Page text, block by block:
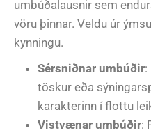
umbúðalausnir sem
vöru þinnar. Veldu úr
kynningu.
Sérsniðnar umbúðir:
töskur eða
karakterinn í flottu
Vistvænar umbúðir: